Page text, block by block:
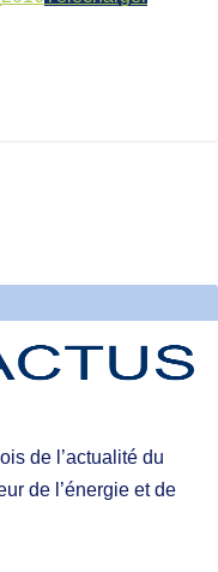
de l’actualité du
de l’énergie et de